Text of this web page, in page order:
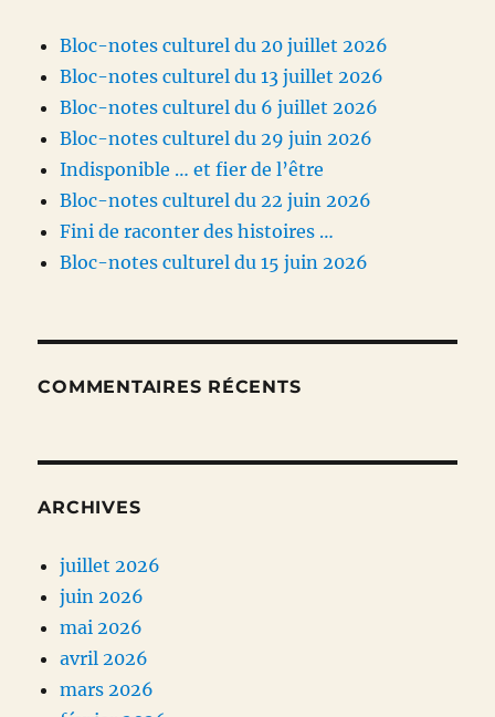
Bloc-notes culturel du 20 juillet 2026
Bloc-notes culturel du 13 juillet 2026
Bloc-notes culturel du 6 juillet 2026
Bloc-notes culturel du 29 juin 2026
Indisponible … et fier de l’être
Bloc-notes culturel du 22 juin 2026
Fini de raconter des histoires …
Bloc-notes culturel du 15 juin 2026
COMMENTAIRES RÉCENTS
ARCHIVES
juillet 2026
juin 2026
mai 2026
avril 2026
mars 2026